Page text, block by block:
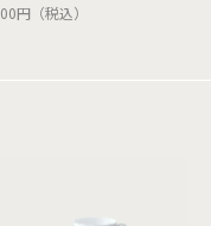
円（税込）